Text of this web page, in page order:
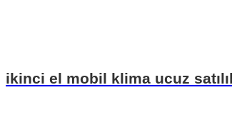
ikinci el mobil klima ucuz